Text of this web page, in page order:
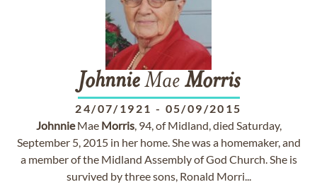
JohnnieMae Morris
24/07/1921 - 05/09/2015
JohnnieMae Morris, 94, of Midland, died Saturday,
September 5, 2015 in her home. She was a homemaker, and
a member of the Midland Assembly of God Church. She is
survived by three sons, Ronald Morri...